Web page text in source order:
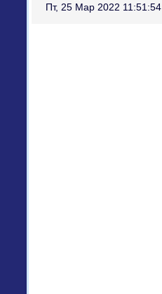
Пт, 25 Мар 2022 11:51:54